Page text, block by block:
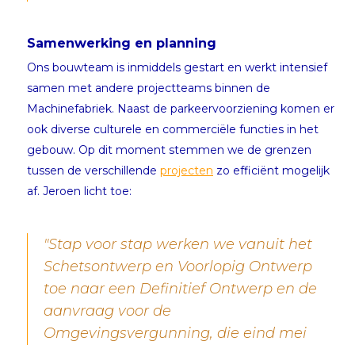
Samenwerking en planning
Ons bouwteam is inmiddels gestart en werkt intensief
samen met andere projectteams binnen de
Machinefabriek. Naast de parkeervoorziening komen er
ook diverse culturele en commerciële functies in het
gebouw. Op dit moment stemmen we de grenzen
tussen de verschillende projecten zo efficiënt mogelijk
af. Jeroen licht toe:
"Stap voor stap werken we vanuit het
Schetsontwerp en Voorlopig Ontwerp
toe naar een Definitief Ontwerp en de
aanvraag voor de
Omgevingsvergunning, die eind mei